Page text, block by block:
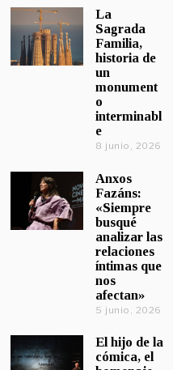
La
Sagrada
Familia,
historia de
un
monument
o
interminabl
e
8 junio, 2026
Anxos
Fazáns:
«Siempre
busqué
analizar las
relaciones
íntimas que
nos
afectan»
5 junio, 2026
El hijo de la
cómica, el